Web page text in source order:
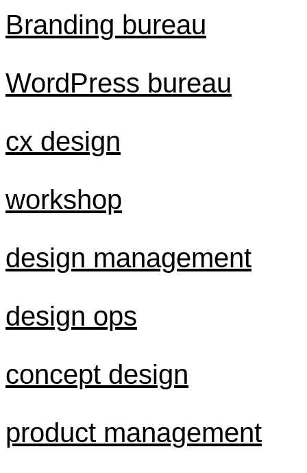
Branding bureau
WordPress bureau
cx design
workshop
design management
design ops
concept design
product management